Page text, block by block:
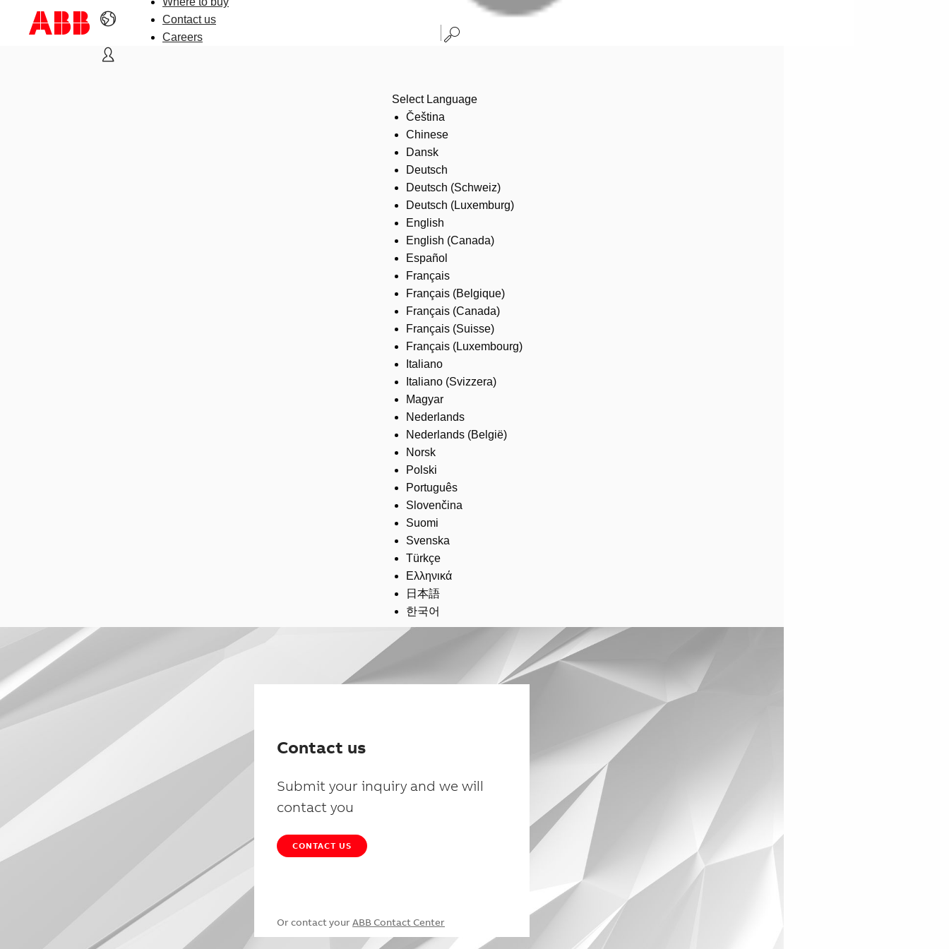
Contact us
Careers
Select Language
Čeština
Chinese
Dansk
Deutsch
Deutsch (Schweiz)
Deutsch (Luxemburg)
English
English (Canada)
Español
Français
Français (Belgique)
Français (Canada)
Français (Suisse)
Français (Luxembourg)
Italiano
Italiano (Svizzera)
Magyar
Nederlands
Nederlands (België)
Norsk
Polski
Português
Slovenčina
Suomi
Svenska
Türkçe
Ελληνικά
日本語
한국어
Contact us
Submit your inquiry and we will
contact you
CONTACT US
Or contact your ABB Contact Center